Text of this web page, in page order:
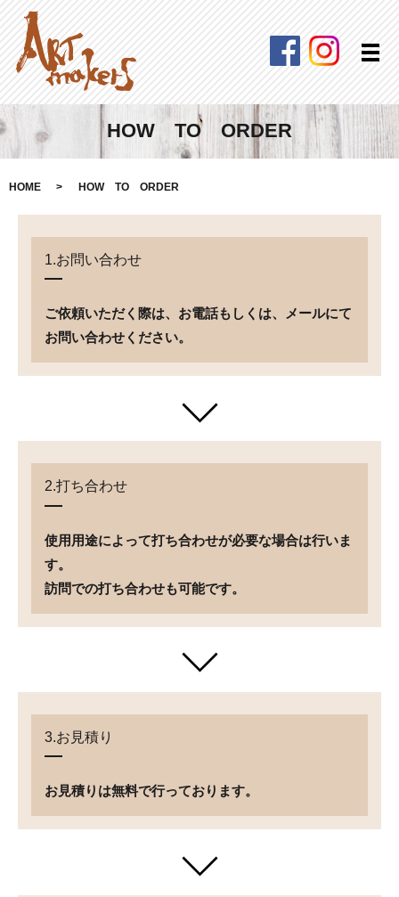
Facebook
メ
HOW TO ORDER
HOME HOW TO ORDER
1.お問い合わせ
ご依頼いただく際は、お電話もしくは、メールにて
お問い合わせください。
2.打ち合わせ
使用用途によって打ち合わせが必要な場合は行いま
す。
訪問での打ち合わせも可能です。
3.お見積り
お見積りは無料で行っております。